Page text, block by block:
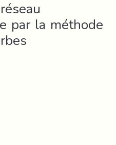
par la méthode